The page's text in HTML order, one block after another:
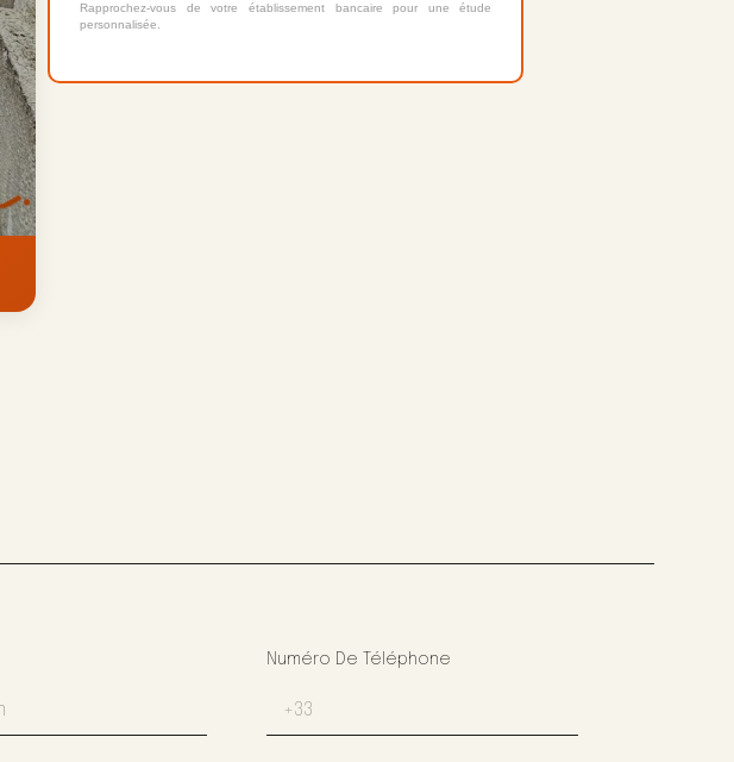
Rapprochez-vous de votre établissement bancaire pour une étude
personnalisée.
Numéro De Téléphone